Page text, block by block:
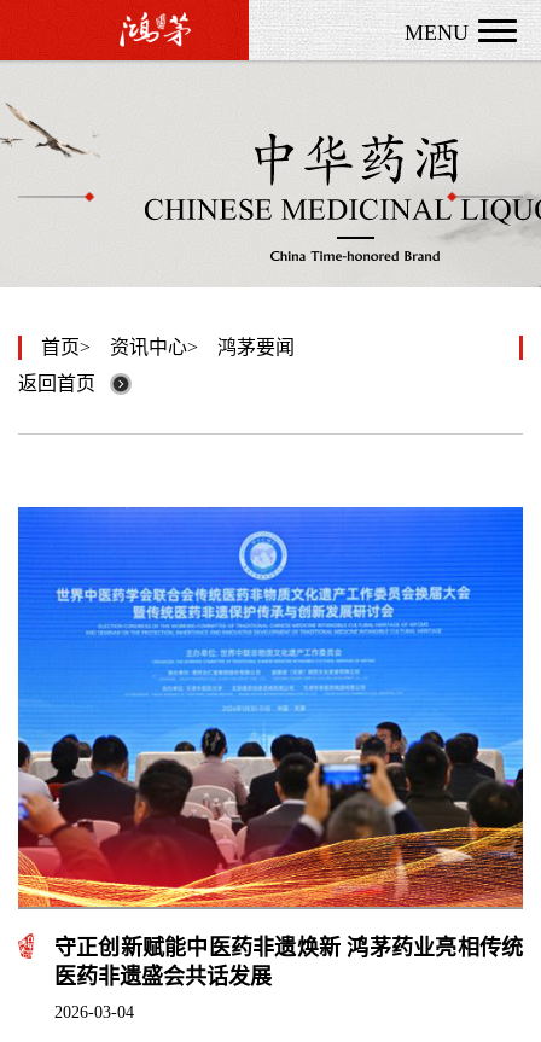
MENU
首页 资讯中心
鸿茅要闻
返回首页
守正创新赋能中医药非遗焕新 鸿茅药业亮相传统
医药非遗盛会共话发展
2026-03-04